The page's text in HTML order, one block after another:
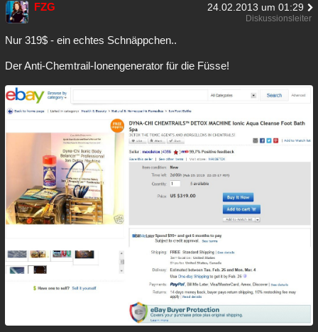
FZG 24.02.2013 um 01:29
Diskussionsleiter
Nur 319$ - ein echtes Schnäppchen..
Der Anti-Chemtrail-Ionengenerator für die Füsse!